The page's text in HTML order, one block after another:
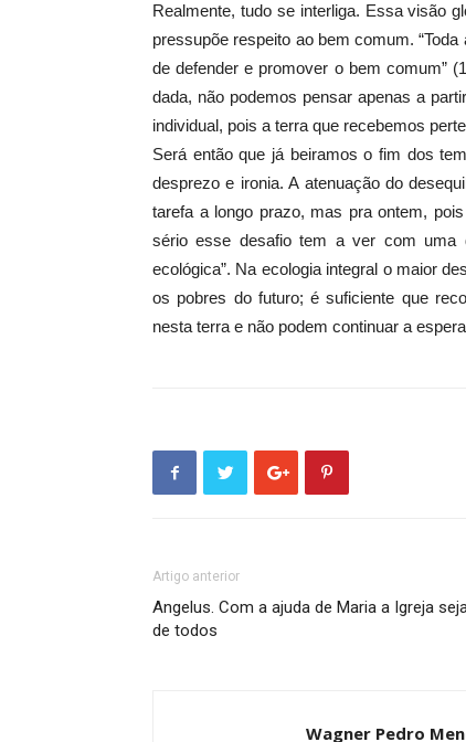
Realmente, tudo se interliga. Essa visão
pressupõe respeito ao bem comum.
de defender e promover o bem comum”
dada, não podemos pensar apenas a
individual, pois a terra que recebemos
Será então que já beiramos o fim dos
desprezo e ironia. A atenuação do
tarefa a longo prazo, mas pra ontem,
sério esse desafio tem a ver com uma
ecológica”. Na ecologia integral o maior
os pobres do futuro; é suficiente que
nesta terra e não podem continuar a
Artigo anterior
Angelus. Com a ajuda de Maria a Igreja
de todos
Wagner Pedro